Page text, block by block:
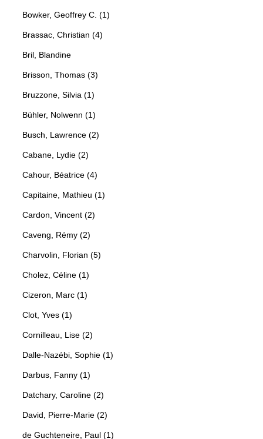
Bowker, Geoffrey C. (1)
Brassac, Christian (4)
Bril, Blandine
Brisson, Thomas (3)
Bruzzone, Silvia (1)
Bühler, Nolwenn (1)
Busch, Lawrence (2)
Cabane, Lydie (2)
Cahour, Béatrice (4)
Capitaine, Mathieu (1)
Cardon, Vincent (2)
Caveng, Rémy (2)
Charvolin, Florian (5)
Cholez, Céline (1)
Cizeron, Marc (1)
Clot, Yves (1)
Cornilleau, Lise (2)
Dalle-Nazébi, Sophie (1)
Darbus, Fanny (1)
Datchary, Caroline (2)
David, Pierre-Marie (2)
de Guchteneire, Paul (1)